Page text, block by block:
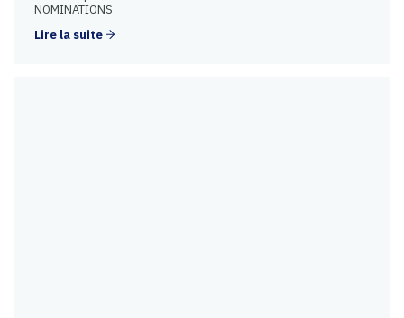
NOMINATIONS
Lire la suite